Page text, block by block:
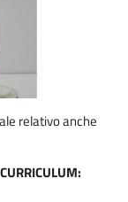
relativo anche